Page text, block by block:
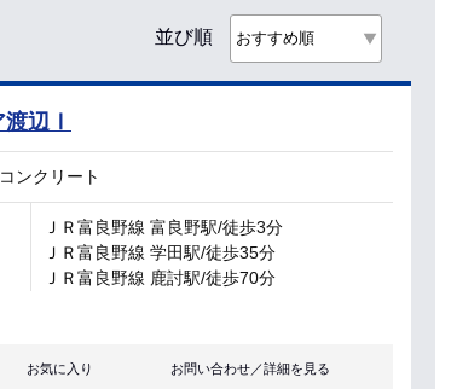
並び順
辺Ⅰ
ンクリート
ＪＲ富良野線 富良野駅/徒歩3分
ＪＲ富良野線 学田駅/徒歩35分
ＪＲ富良野線 鹿討駅/徒歩70分
お気に入り お問い合わせ／詳細を見る